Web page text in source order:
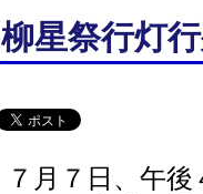
柳星祭行灯
７月７日、午